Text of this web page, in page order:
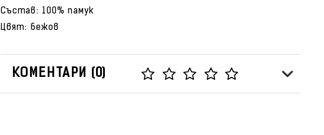
Състав: 100% памук
Цвят: бежов
КОМЕНТАРИ (0)